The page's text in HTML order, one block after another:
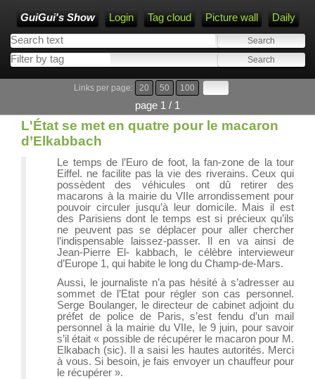
GuiGui's Show Login Tag cloud Picture wall Daily
Links per page: 20 50 100
page 1 / 1
L'État se met en quatre pour le macaron
d’Elkabbach
Le temps de l’Euro de foot, la fan-zone de la tour
Eiffel. ne facilite pas la vie des riverains. Ceux qui
possèdent des véhicules ont dû retirer des
macarons à la mairie du VIIe arrondissement pour
pouvoir circuler jusqu’à leur domicile. Mais il est
des Parisiens dont le temps est si précieux qu’ils
ne peuvent pas se déplacer pour aller chercher
l’indispensable laissez-passer. Il en va ainsi de
Jean-Pierre El- kabbach, le célèbre intervieweur
d’Europe 1, qui habite le long du Champ-de-Mars.
Aussi, le journaliste n’a pas hésité à s’adresser au
sommet de l’Etat pour régler son cas personnel.
Serge Boulanger, le directeur de cabinet adjoint du
préfet de police de Paris, s’est fendu d’un mail
personnel à la mairie du VIIe, le 9 juin, pour savoir
s’il était « possible de récupérer le macaron pour M.
Elkabach (sic). Il a saisi les hautes autorités. Merci
à vous. Si besoin, je fais envoyer un chauffeur pour
le récupérer ».